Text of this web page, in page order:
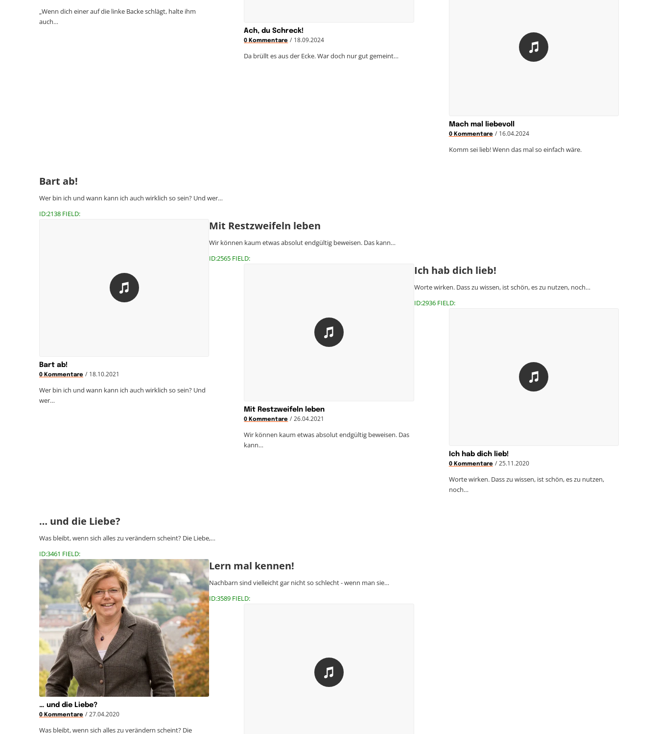
„Wenn dich einer auf die linke Backe schlägt, halte ihm
auch…
Ach, du Schreck!
0 Kommentare / 18.09.2024
Da brüllt es aus der Ecke. War doch nur gut gemeint…
Mach mal liebevoll
0 Kommentare / 16.04.2024
Komm sei lieb! Wenn das mal so einfach wäre.
Bart ab!
Wer bin ich und wann kann ich auch wirklich so sein? Und wer…
ID:2138 FIELD:
Bart ab!
0 Kommentare / 18.10.2021
Wer bin ich und wann kann ich auch wirklich so sein? Und
wer…
Mit Restzweifeln leben
Wir können kaum etwas absolut endgültig beweisen. Das kann…
ID:2565 FIELD:
Mit Restzweifeln leben
0 Kommentare / 26.04.2021
Wir können kaum etwas absolut endgültig beweisen. Das
kann…
Ich hab dich lieb!
Worte wirken. Dass zu wissen, ist schön, es zu nutzen, noch…
ID:2936 FIELD:
Ich hab dich lieb!
0 Kommentare / 25.11.2020
Worte wirken. Dass zu wissen, ist schön, es zu nutzen,
noch…
… und die Liebe?
Was bleibt, wenn sich alles zu verändern scheint? Die Liebe,…
ID:3461 FIELD:
… und die Liebe?
0 Kommentare / 27.04.2020
Was bleibt, wenn sich alles zu verändern scheint? Die
Lern mal kennen!
Nachbarn sind vielleicht gar nicht so schlecht - wenn man sie…
ID:3589 FIELD: